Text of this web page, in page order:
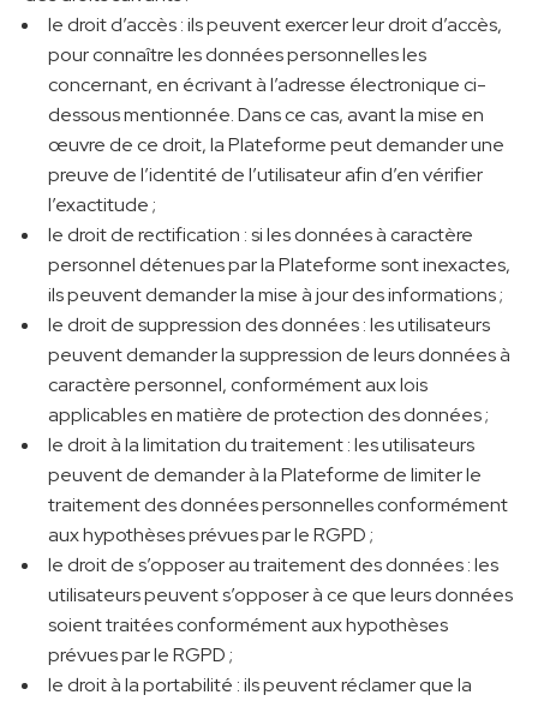
le droit d’accès : ils peuvent exercer leur droit d’accès,
pour connaître les données personnelles les
concernant, en écrivant à l’adresse électronique ci-
dessous mentionnée. Dans ce cas, avant la mise en
œuvre de ce droit, la Plateforme peut demander une
preuve de l’identité de l’utilisateur afin d’en vérifier
l’exactitude ;
le droit de rectification : si les données à caractère
personnel détenues par la Plateforme sont inexactes,
ils peuvent demander la mise à jour des informations ;
le droit de suppression des données : les utilisateurs
peuvent demander la suppression de leurs données à
caractère personnel, conformément aux lois
applicables en matière de protection des données ;
le droit à la limitation du traitement : les utilisateurs
peuvent de demander à la Plateforme de limiter le
traitement des données personnelles conformément
aux hypothèses prévues par le RGPD ;
le droit de s’opposer au traitement des données : les
utilisateurs peuvent s’opposer à ce que leurs données
soient traitées conformément aux hypothèses
prévues par le RGPD ;
le droit à la portabilité : ils peuvent réclamer que la